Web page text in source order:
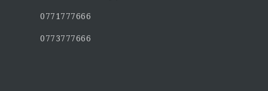
0771777666
0773777666